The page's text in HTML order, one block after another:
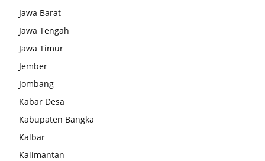
Jawa Barat
Jawa Tengah
Jawa Timur
Jember
Jombang
Kabar Desa
Kabupaten Bangka
Kalbar
Kalimantan